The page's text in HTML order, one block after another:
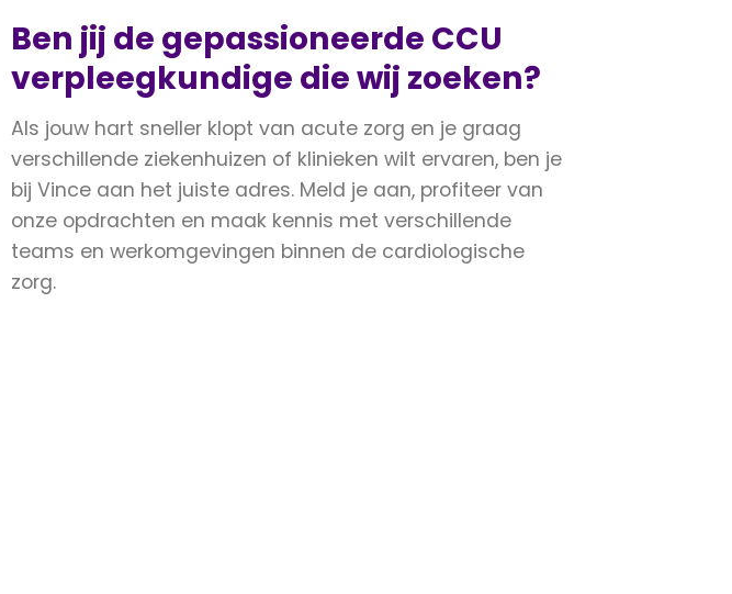
Ben jij de gepassioneerde CCU
verpleegkundige die wij zoeken?
Als jouw hart sneller klopt van acute zorg en je graag
verschillende ziekenhuizen of klinieken wilt ervaren, ben je
bij Vince aan het juiste adres. Meld je aan, profiteer van
onze opdrachten en maak kennis met verschillende
teams en werkomgevingen binnen de cardiologische
zorg.